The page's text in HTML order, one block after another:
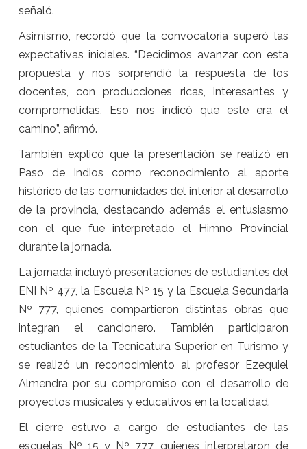
señaló.
Asimismo, recordó que la convocatoria superó las
expectativas iniciales. “Decidimos avanzar con esta
propuesta y nos sorprendió la respuesta de los
docentes, con producciones ricas, interesantes y
comprometidas. Eso nos indicó que este era el
camino”, afirmó.
También explicó que la presentación se realizó en
Paso de Indios como reconocimiento al aporte
histórico de las comunidades del interior al desarrollo
de la provincia, destacando además el entusiasmo
con el que fue interpretado el Himno Provincial
durante la jornada.
La jornada incluyó presentaciones de estudiantes del
ENI Nº 477, la Escuela Nº 15 y la Escuela Secundaria
Nº 777, quienes compartieron distintas obras que
integran el cancionero. También participaron
estudiantes de la Tecnicatura Superior en Turismo y
se realizó un reconocimiento al profesor Ezequiel
Almendra por su compromiso con el desarrollo de
proyectos musicales y educativos en la localidad.
El cierre estuvo a cargo de estudiantes de las
escuelas Nº 15 y Nº 777, quienes interpretaron de